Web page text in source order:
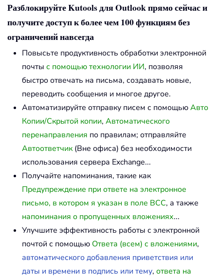
Разблокируйте Kutools для Outlook прямо сейчас и
получите доступ к более чем 100 функциям без
ограничений навсегда
Повысьте продуктивность обработки электронной
почты с помощью технологии ИИ, позволяя
быстро отвечать на письма, создавать новые,
переводить сообщения и многое другое.
Автоматизируйте отправку писем с помощьюАвто
Копии/Скрытой копии, Автоматического
перенаправления по правилам; отправляйте
Автоответчик(Вне офиса) без необходимости
использования сервера Exchange...
Получайте напоминания, такие как
Предупреждение при ответе на электронное
письмо, в котором я указан в поле BCC, а также
напоминания о пропущенных вложениях...
Улучшите эффективность работы с электронной
почтой с помощью Ответа (всем) с вложениями,
автоматического добавления приветствия или
даты и времени в подпись или тему, ответа на